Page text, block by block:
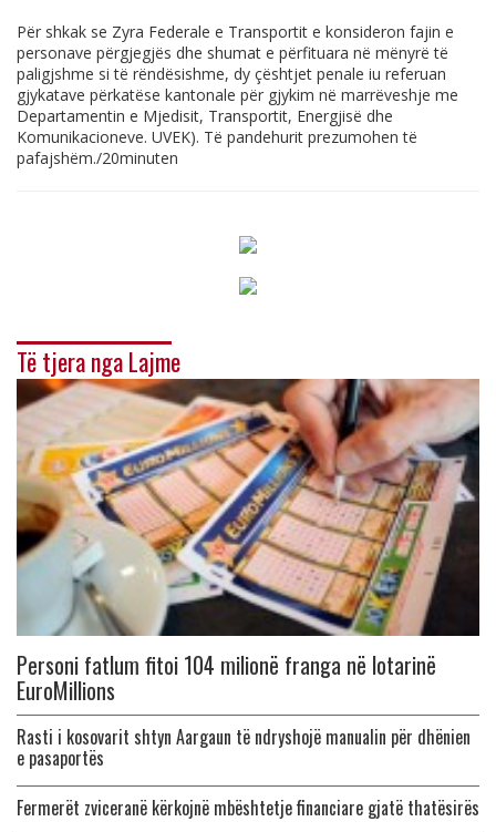
Për shkak se Zyra Federale e Transportit e konsideron fajin e
personave përgjegjës dhe shumat e përfituara në mënyrë të
paligjshme si të rëndësishme, dy çështjet penale iu referuan
gjykatave përkatëse kantonale për gjykim në marrëveshje me
Departamentin e Mjedisit, Transportit, Energjisë dhe
Komunikacioneve. UVEK). Të pandehurit prezumohen të
pafajshëm./20minuten
Të tjera nga Lajme
Personi fatlum fitoi 104 milionë franga në lotarinë
EuroMillions
Rasti i kosovarit shtyn Aargaun të ndryshojë manualin për dhënien
e pasaportës
Fermerët zviceranë kërkojnë mbështetje financiare gjatë thatësirës